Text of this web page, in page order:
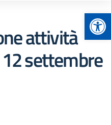
attività
settembre